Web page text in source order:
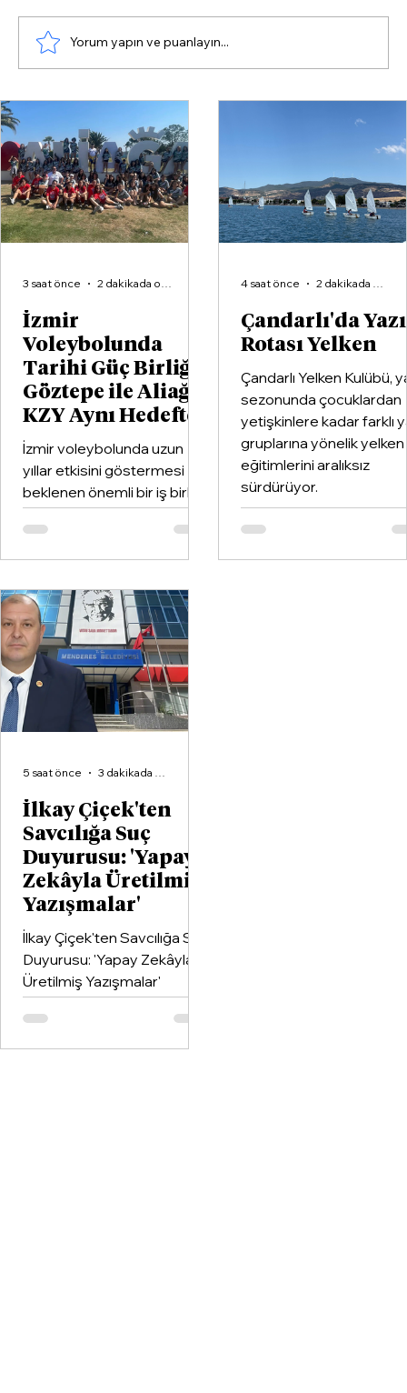
İzmir
Voleybolunda
Tarihi Güç Birliği:
Göztepe ile Aliağa
KZY Aynı Hedefte
İzmir voleybolunda uzun
yıllar etkisini göstermesi
beklenen önemli bir iş birliği
hayata geçirildi. Kentin köklü
kulüplerinden Göztepe
Spor Kulübü ile İzmir'in en
organizasyonlarından
Aliağa KZY Spor Kulübü,
voleybol branşında güçlerini
birleştiren kapsamlı bir iş
birliği protokolüne imza attı.
3 saat önce 2 dakikada okunur
Çandarlı'da
Rotası Yelken
Çandarlı Yelken Kulübü,
sezonunda çocuklardan
yetişkinlere kadar farklı
gruplarına yönelik yelken
eğitimlerini aralıksız
sürdürüyor.
4 saat önce 2 dakikada okunur
İlkay Çiçek'ten
Savcılığa Suç
Duyurusu: 'Yapay
Zekâyla Üretilmiş
Yazışmalar'
İlkay Çiçek'ten Savcılığa Suç
Duyurusu: 'Yapay Zekâyla
Üretilmiş Yazışmalar'
5 saat önce 3 dakikada okunur
Yorum yapın ve puanlayın...